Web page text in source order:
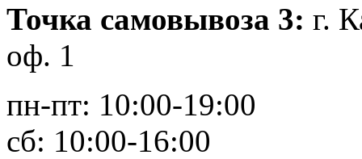
Точка самовывоза 3: г.
оф. 1
пн-пт: 10:00-19:00
сб: 10:00-16:00